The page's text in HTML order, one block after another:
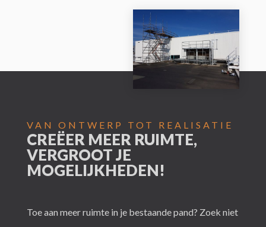
VAN ONTWERP TOT REALISATIE
CREËER MEER RUIMTE,
VERGROOT JE
MOGELIJKHEDEN!
Toe aan meer ruimte in je bestaande pand? Zoek niet